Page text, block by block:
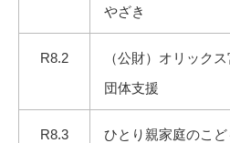
やざき
R8.2
（公財）オリック
団体支援
R8.3
ひとり親家庭のこ